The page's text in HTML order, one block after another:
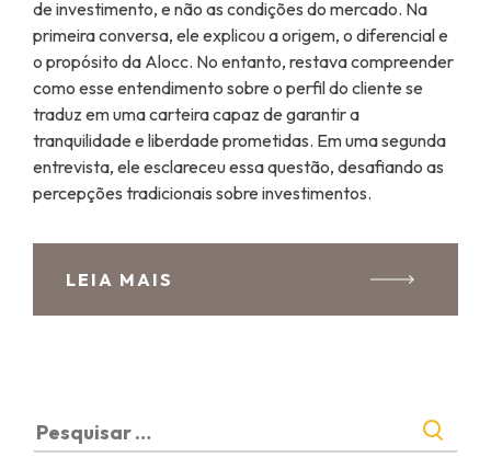
de investimento, e não as condições do mercado. Na
primeira conversa, ele explicou a origem, o diferencial e
o propósito da Alocc. No entanto, restava compreender
como esse entendimento sobre o perfil do cliente se
traduz em uma carteira capaz de garantir a
tranquilidade e liberdade prometidas. Em uma segunda
entrevista, ele esclareceu essa questão, desafiando as
percepções tradicionais sobre investimentos.
LEIA MAIS
Pesquisar
por: